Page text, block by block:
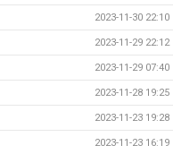
2023-11-30 22:10
2023-11-29 22:12
2023-11-29 07:40
2023-11-28 19:25
2023-11-23 19:28
2023-11-23 16:19